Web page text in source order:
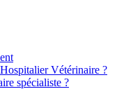
Vétérinaire ?
spécialiste ?